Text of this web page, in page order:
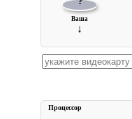
Ваша
↓
Процессор